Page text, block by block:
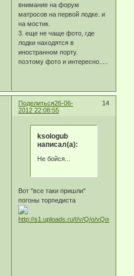
внимание на форум
матросов на первой лодке. и
на мостик.
3. еще не чаще фото, где
лодки находятся в
иностранном порту.
поэтому фото и интересно.....
Поделиться 14
26-06-
2012 22:08:55
ksologub
написал(а):
Не бойся...
Вот "все таки пришли"
погоны торпедиста